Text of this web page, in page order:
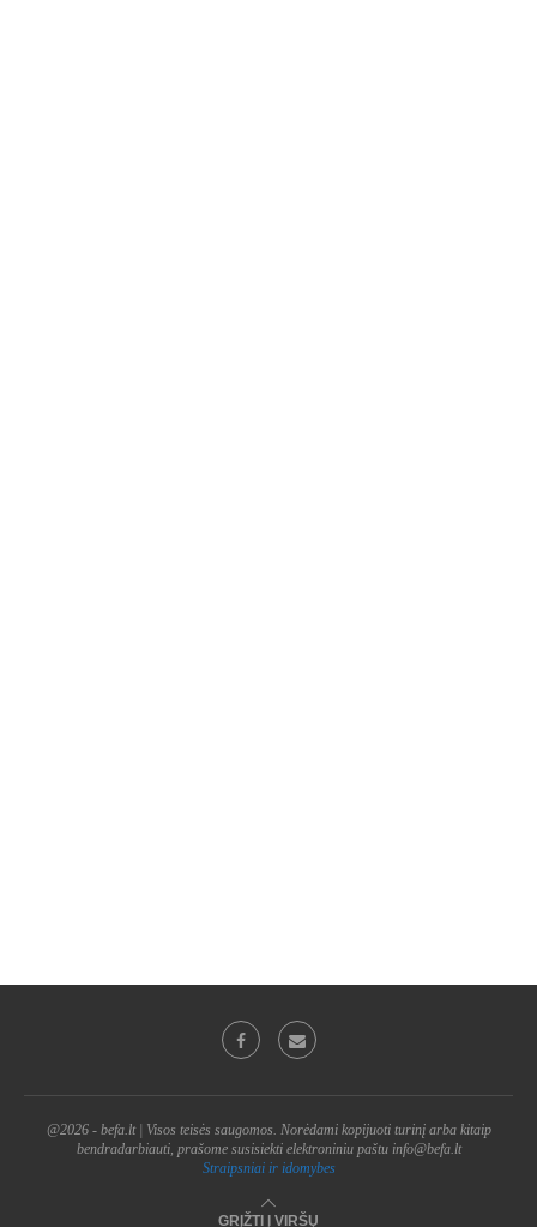
@2026 - befa.lt | Visos teisės saugomos. Norėdami kopijuoti turinį arba kitaip
bendradarbiauti, prašome susisiekti elektroniniu paštu info@befa.lt
Straipsniai ir idomybes
GRĮŽTI Į VIRŠŲ